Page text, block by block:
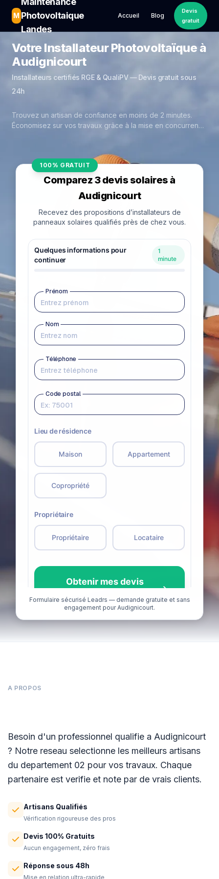
M Photovoltaique
Landes
Accueil Blog
Devis
gratuit
Votre Installateur Photovoltaïque à
Audignicourt
Installateurs certifiés RGE & QualiPV — Devis gratuit sous
24h
Trouvez un artisan de confiance en moins de 2 minutes.
Économisez sur vos travaux grâce à la mise en concurrence
100% GRATUIT
Comparez 3 devis solaires à
Audignicourt
Recevez des propositions d’installateurs de
panneaux solaires qualifiés près de chez vous.
Formulaire sécurisé Leadrs — demande gratuite et sans
engagement pour Audignicourt.
A PROPOS
Besoin d'un professionnel qualifie a Audignicourt
? Notre reseau selectionne les meilleurs artisans
du departement 02 pour vos travaux. Chaque
partenaire est verifie et note par de vrais clients.
Artisans Qualifiés
Vérification rigoureuse des pros
Devis 100% Gratuits
Aucun engagement, zéro frais
Réponse sous 48h
Mise en relation ultra-rapide